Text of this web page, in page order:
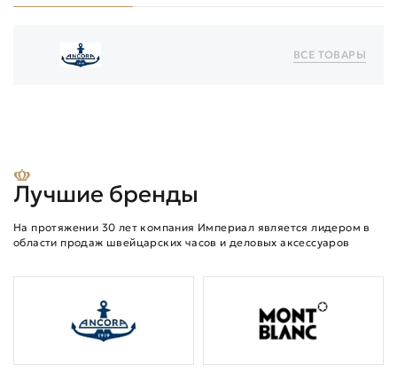
ВСЕ ТОВАРЫ
Лучшие бренды
На протяжении 30 лет компания Империал является лидером в
области продаж швейцарских часов и деловых аксессуаров